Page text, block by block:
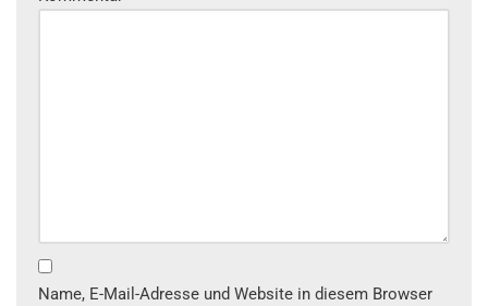
Name, E-Mail-Adresse und Website in diesem Browser